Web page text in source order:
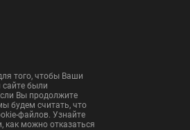
того, чтобы Ваши
сайте были
Вы продолжите
будем считать, что
файлов. Узнайте
как можно отказаться